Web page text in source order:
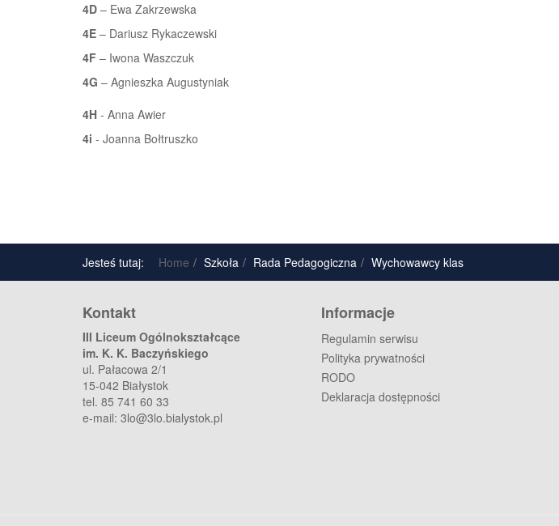
4D – Ewa Zakrzewska
4E – Dariusz Rykaczewski
4F – Iwona Waszczuk
4G – Agnieszka Augustyniak
4H - Anna Awier
4i - Joanna Bołtruszko
Jesteś tutaj: Home Szkoła Rada Pedagogiczna Wychowawcy klas
Kontakt
III Liceum Ogólnokształcące
im. K. K. Baczyńskiego
ul. Pałacowa 2/1
15-042 Białystok
tel. 85 741 60 33
e-mail: 3lo@3lo.bialystok.pl
Informacje
Regulamin serwisu
Polityka prywatności
RODO
Deklaracja dostępności